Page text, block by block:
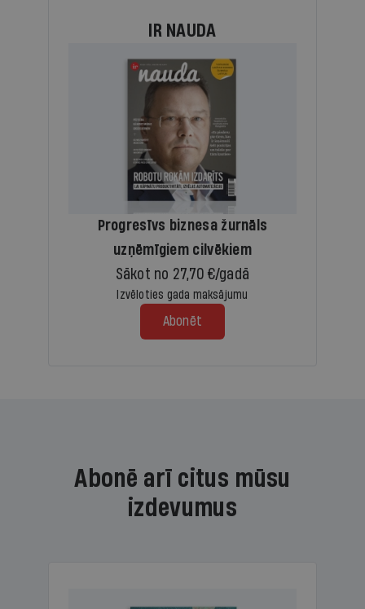
IR NAUDA
Progresīvs biznesa žurnāls
uzņēmīgiem cilvēkiem
Sākot no 27,70 €/gadā
Izvēloties gada maksājumu
Abonēt
Abonē arī citus mūsu
izdevumus